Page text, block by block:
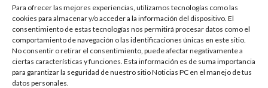
Para ofrecer las mejores experiencias, utilizamos tecnologías como las
cookies para almacenar y/o acceder a la información del dispositivo. El
consentimiento de estas tecnologías nos permitirá procesar datos como el
comportamiento de navegación o las identificaciones únicas en este sitio.
No consentir o retirar el consentimiento, puede afectar negativamente a
ciertas características y funciones. Esta información es de suma importancia
para garantizar la seguridad de nuestro sitio Noticias PC en el manejo de tus
datos personales.
Respalda la SET acuerdos de la CONAEDU sobre redes
sociales y escuelas militarizadas
Cierra PAN disputa por dirigencia en Tamaulipas
Se mantiene Armando Martínez entre los mejores alcaldes
del país y número uno en Tamaulipas